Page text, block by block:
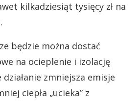
kilkadziesiąt tysięcy zł na
będzie można dostać
na ocieplenie i izolację
zmniejsza emisje
ciepła „ucieka” z